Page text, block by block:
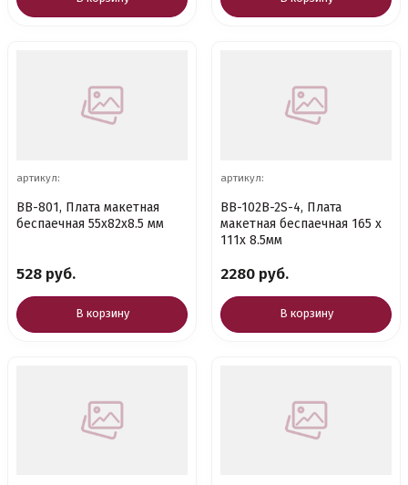
артикул:
BB-801, Плата макетная
беспаечная 55х82х8.5 мм
528 руб.
В корзину
артикул:
BB-102B-2S-4, Плата
макетная беспаечная 165 х
111х 8.5мм
2280 руб.
В корзину